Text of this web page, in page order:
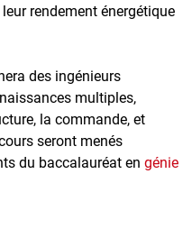
rendement énergétique
des ingénieurs
multiples,
la commande, et
seront menés
du baccalauréat en génie